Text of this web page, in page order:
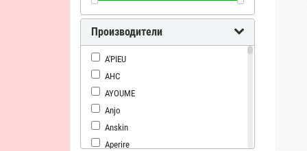
Производители
A'PIEU
AHC
AYOUME
Anjo
Anskin
Aperire